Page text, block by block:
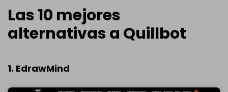
Las 10 mejores
alternativas a Quillbot
1. EdrawMind